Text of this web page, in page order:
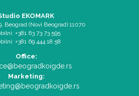
EKOMARK
Beograd (Novi Beograd) 11070
+381 63 73 73 595
+381 69 444 18 58
Office:
Marketing: